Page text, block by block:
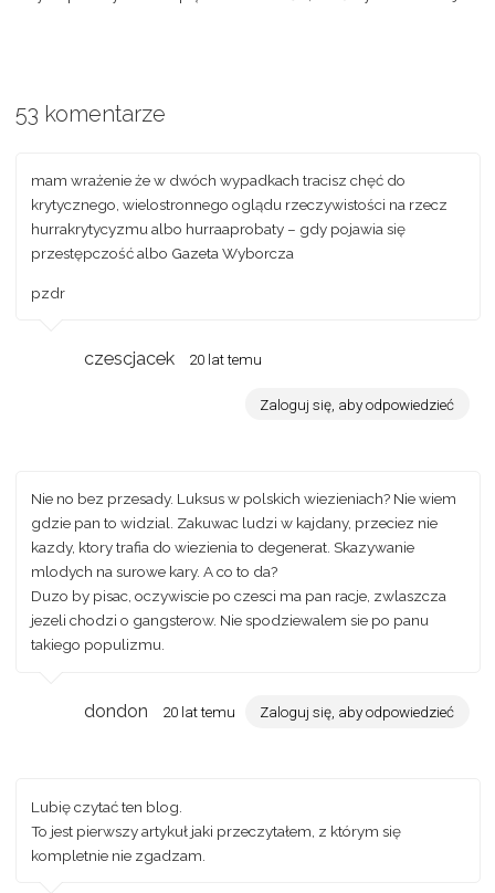
53 komentarze
mam wrażenie że w dwóch wypadkach tracisz chęć do
krytycznego, wielostronnego oglądu rzeczywistości na rzecz
hurrakrytycyzmu albo hurraaprobaty – gdy pojawia się
przestępczość albo Gazeta Wyborcza
pzdr
czescjacek 20 lat temu
Zaloguj się, aby odpowiedzieć
Nie no bez przesady. Luksus w polskich wiezieniach? Nie wiem
gdzie pan to widzial. Zakuwac ludzi w kajdany, przeciez nie
kazdy, ktory trafia do wiezienia to degenerat. Skazywanie
mlodych na surowe kary. A co to da?
Duzo by pisac, oczywiscie po czesci ma pan racje, zwlaszcza
jezeli chodzi o gangsterow. Nie spodziewalem sie po panu
takiego populizmu.
dondon 20 lat temu Zaloguj się, aby odpowiedzieć
Lubię czytać ten blog.
To jest pierwszy artykuł jaki przeczytałem, z którym się
kompletnie nie zgadzam.